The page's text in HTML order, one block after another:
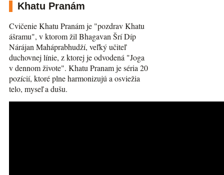
Khatu Pranám
Cvičenie Khatu Pranám je "pozdrav Khatu
ášramu", v ktorom žil Bhagavan Šrí Díp
Nárájan Maháprabhudží, veľký učiteľ
duchovnej línie, z ktorej je odvodená "Joga
v dennom živote". Khatu Pranam je séria 20
pozícií, ktoré plne harmonizujú a osviežia
telo, myseľ a dušu.